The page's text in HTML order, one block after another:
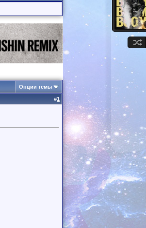
Опции темы
#1